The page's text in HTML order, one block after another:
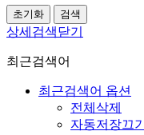
상세검색닫기
최근검색어
최근검색어 옵션
전체삭제
자동저장끄기